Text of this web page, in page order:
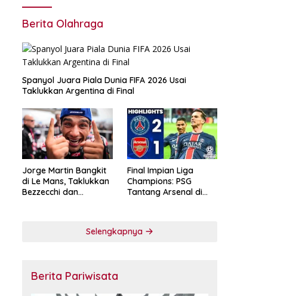
Berita Olahraga
Spanyol Juara Piala Dunia FIFA 2026 Usai
Taklukkan Argentina di Final
Jorge Martin Bangkit
di Le Mans, Taklukkan
Bezzecchi dan
Final Impian Liga
Champions: PSG
Tantang Arsenal di
Selengkapnya
Berita Pariwisata